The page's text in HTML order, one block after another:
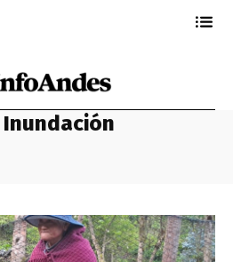
Inundación